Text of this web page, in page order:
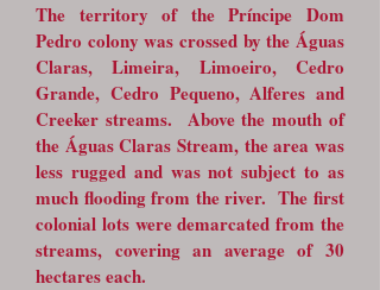
The territory of the Príncipe Dom
Pedro colony was crossed by the Águas
Claras, Limeira, Limoeiro, Cedro
Grande, Cedro Pequeno, Alferes and
Creeker streams. Above the mouth of
the Águas Claras Stream, the area was
less rugged and was not subject to as
much flooding from the river. The first
colonial lots were demarcated from the
streams, covering an average of 30
hectares each.